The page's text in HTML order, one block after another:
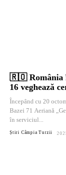
🇷🇴 România
16 veghează
Începând cu 20
Bazei 71 Aeriană
în serviciul...
Știri Câmpia Turzii